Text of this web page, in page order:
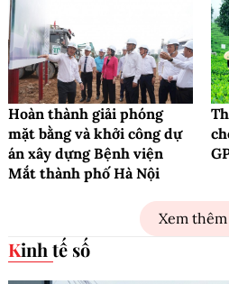
Hoàn thành giải phóng
mặt bằng và khởi công dự
án xây dựng Bệnh viện
Mắt thành phố Hà Nội
Xem thêm
Kinh tế số